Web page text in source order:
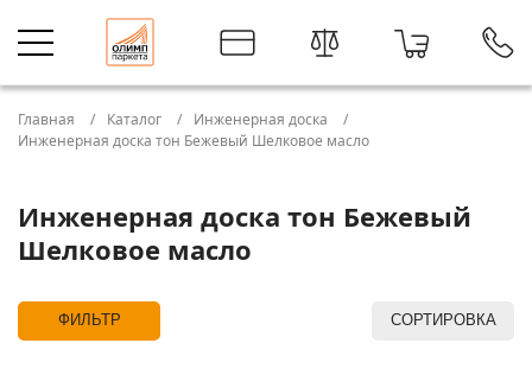
Главная Каталог
Инженерная доска
Инженерная доска тон Бежевый Шелковое масло
Инженерная доска тон Бежевый
Шелковое масло
ФИЛЬТР СОРТИРОВКА